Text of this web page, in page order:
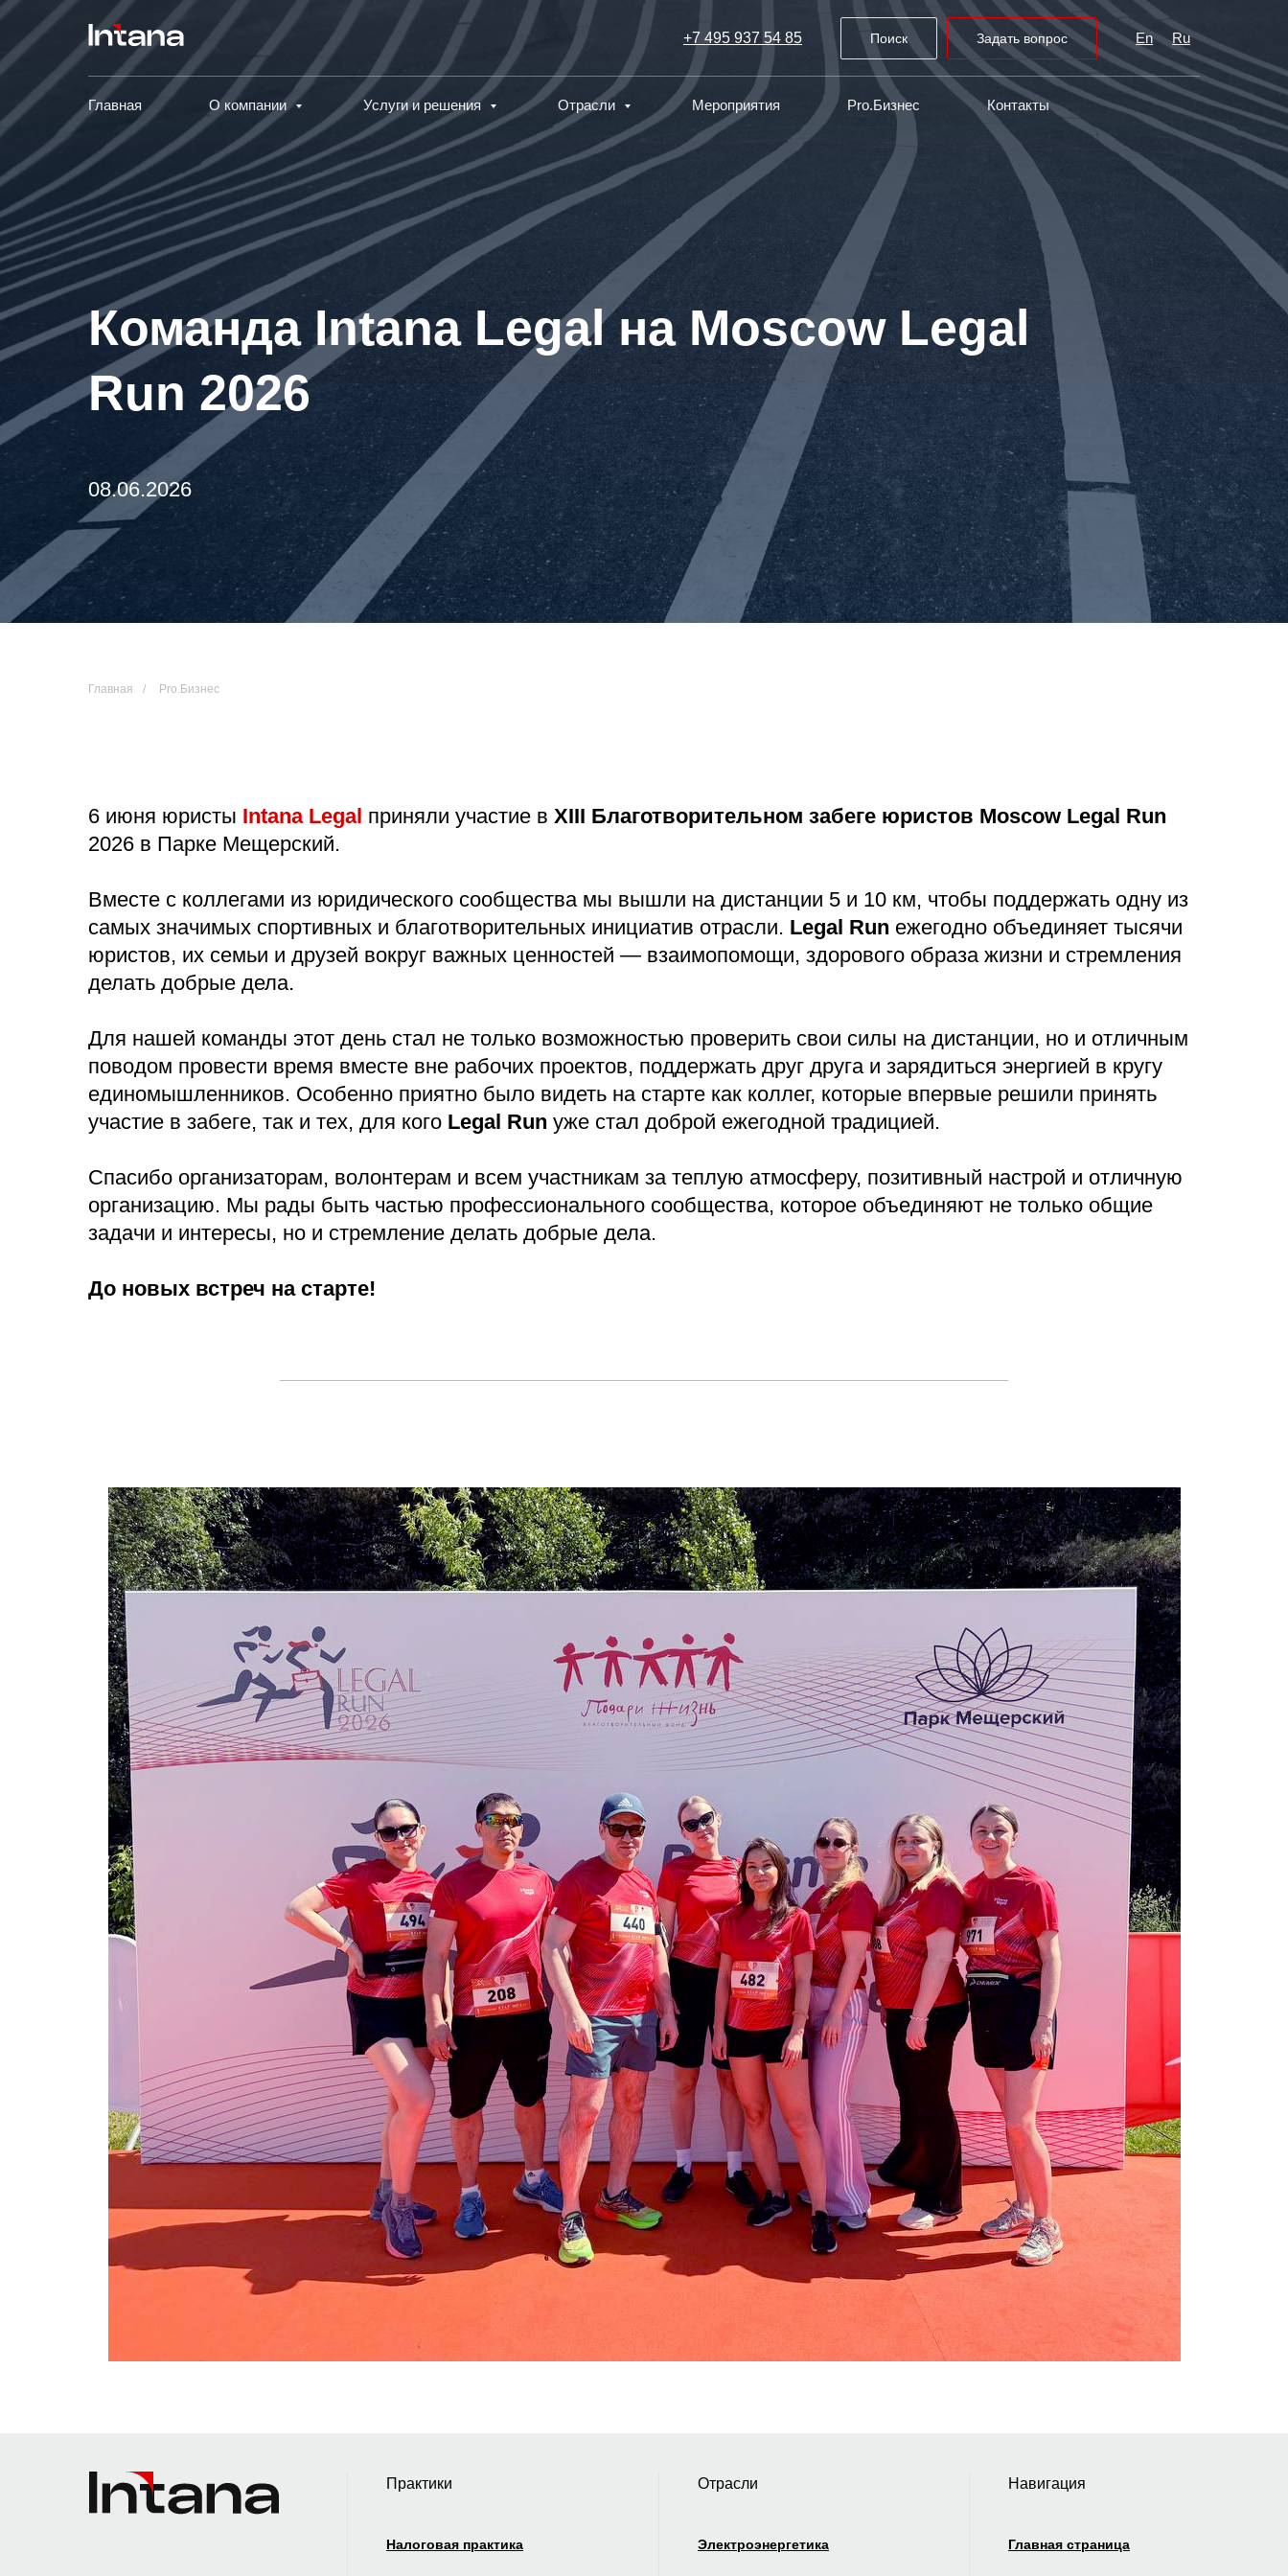
+7 495 937 54 85 Поиск Задать вопрос En Ru
Главная О компании Услуги и решения Отрасли Мероприятия Pro.Бизнес Контакты
Команда Intana Legal на Moscow Legal
Run 2026
08.06.2026
Главная / Pro.Бизнес
6 июня юристы Intana Legal приняли участие в XIII Благотворительном забеге юристов Moscow Legal Run
2026 в Парке Мещерский.
Вместе с коллегами из юридического сообщества мы вышли на дистанции 5 и 10 км, чтобы поддержать одну из
самых значимых спортивных и благотворительных инициатив отрасли. Legal Run ежегодно объединяет тысячи
юристов, их семьи и друзей вокруг важных ценностей — взаимопомощи, здорового образа жизни и стремления
делать добрые дела.
Для нашей команды этот день стал не только возможностью проверить свои силы на дистанции, но и отличным
поводом провести время вместе вне рабочих проектов, поддержать друг друга и зарядиться энергией в кругу
единомышленников. Особенно приятно было видеть на старте как коллег, которые впервые решили принять
участие в забеге, так и тех, для кого Legal Run уже стал доброй ежегодной традицией.
Спасибо организаторам, волонтерам и всем участникам за теплую атмосферу, позитивный настрой и отличную
организацию. Мы рады быть частью профессионального сообщества, которое объединяют не только общие
задачи и интересы, но и стремление делать добрые дела.
До новых встреч на старте!
Налоговая практика
Практики
Электроэнергетика
Отрасли
Главная страница
Главная страница
Навигация